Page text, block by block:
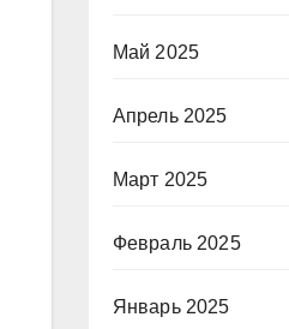
Май 2025
Апрель 2025
Март 2025
Февраль 2025
Январь 2025